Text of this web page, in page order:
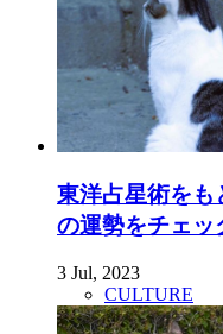
東洋占星術をも
の運勢をチェッ
3 Jul, 2023
CULTURE